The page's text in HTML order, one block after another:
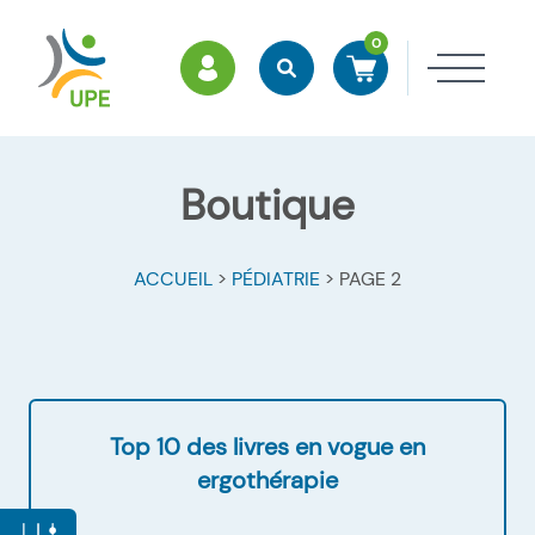
ESPACE MEMBRES
RechercherAccéder à mon panier
0
Boutique
ACCUEIL > PÉDIATRIE > PAGE 2
Top 10 des livres en vogue en
ergothérapie